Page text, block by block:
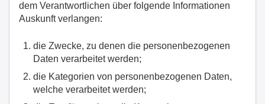
dem Verantwortlichen über folgende Informationen
Auskunft verlangen:
die Zwecke, zu denen die personenbezogenen
Daten verarbeitet werden;
die Kategorien von personenbezogenen Daten,
welche verarbeitet werden;